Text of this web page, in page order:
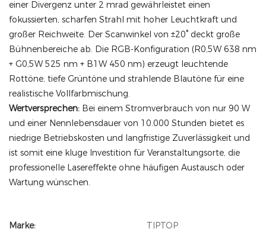
einer Divergenz unter 2 mrad gewährleistet einen
fokussierten, scharfen Strahl mit hoher Leuchtkraft und
großer Reichweite. Der Scanwinkel von ±20° deckt große
Bühnenbereiche ab. Die RGB-Konfiguration (R0,5W 638 nm
+ G0,5W 525 nm + B1W 450 nm) erzeugt leuchtende
Rottöne, tiefe Grüntöne und strahlende Blautöne für eine
realistische Vollfarbmischung.
Wertversprechen: Bei einem Stromverbrauch von nur 90 W
und einer Nennlebensdauer von 10.000 Stunden bietet es
niedrige Betriebskosten und langfristige Zuverlässigkeit und
ist somit eine kluge Investition für Veranstaltungsorte, die
professionelle Lasereffekte ohne häufigen Austausch oder
Wartung wünschen.
Marke:
TIPTOP